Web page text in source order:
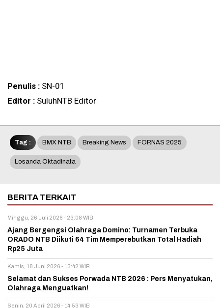
Penulis : SN-01
Editor : SuluhNTB Editor
Tag : BMX NTB Breaking News FORNAS 2025
Losanda Oktadinata
BERITA TERKAIT
Minggu, 26 Juli 2026 - 23:08 WIB
Ajang Bergengsi Olahraga Domino: Turnamen Terbuka
ORADO NTB Diikuti 64 Tim Memperebutkan Total Hadiah
Rp25 Juta
Kamis, 18 Juni 2026 - 13:42 WIB
Selamat dan Sukses Porwada NTB 2026 : Pers Menyatukan,
Olahraga Menguatkan!
Senin, 20 April 2026 - 14:53 WIB